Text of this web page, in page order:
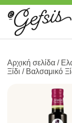
Αρχική σελίδα /
Ξίδι / Βαλσαμικό